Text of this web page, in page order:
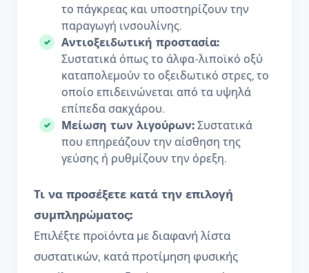
το πάγκρεας και υποστηρίζουν την
παραγωγή ινσουλίνης.
Αντιοξειδωτική προστασία:
Συστατικά όπως το άλφα-λιποϊκό οξύ
καταπολεμούν το οξειδωτικό στρες, το
οποίο επιδεινώνεται από τα υψηλά
επίπεδα σακχάρου.
Μείωση των λιγούρων: Συστατικά
που επηρεάζουν την αίσθηση της
γεύσης ή ρυθμίζουν την όρεξη.
Τι να προσέξετε κατά την επιλογή
συμπληρώματος:
Επιλέξτε προϊόντα με διαφανή λίστα
συστατικών, κατά προτίμηση φυσικής